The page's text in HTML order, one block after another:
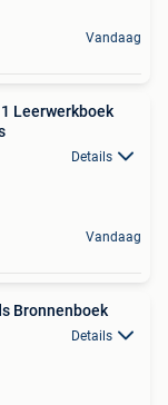
Vandaag
Leerwerkboek
Details
Vandaag
Bronnenboek
Details